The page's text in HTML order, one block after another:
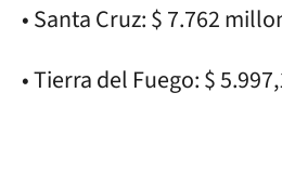
• Santa Cruz: $ 7.762
• Tierra del Fuego: $